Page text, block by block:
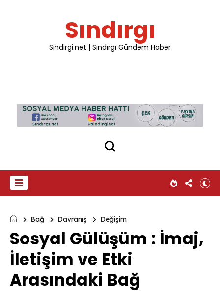
Sındırgı
Sindirgi.net | Sındırgı Gündem Haber
Bağ Davranış Değişim
Sosyal Gülüşüm : İmaj,
İletişim ve Etki
Arasındaki Bağ